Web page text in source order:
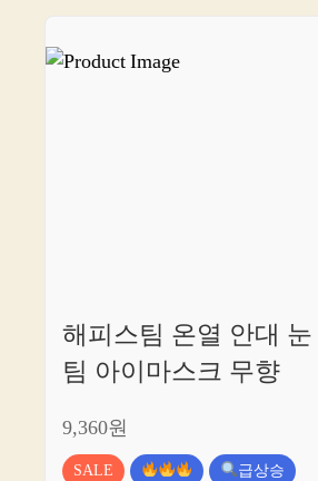
해피스팀 온열 안대
팀 아이마스크 무향
9,360원
SALE 급상승